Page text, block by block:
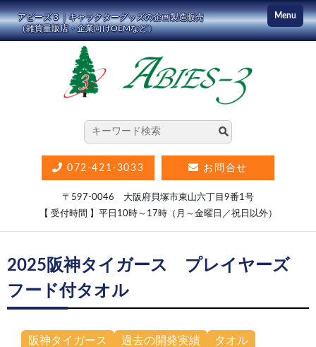
コ
ン
アビーズ３｜キャラクターグッズの企画製造販売
（雑貨量販店・企業向けOEMなど）
072-421-3033 お問合せ
〒597-0046 大阪府貝塚市東山六丁目9番1号
【 受付時間 】平日10時～17時（月～金曜日／祝日以外）
Menu
2025阪神タイガース プレイヤーズ
フード付タオル
阪神タイガース 過去の開発実績 タオル